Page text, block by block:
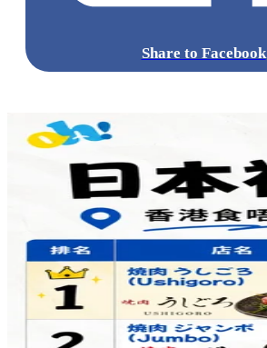
Share to Facebook